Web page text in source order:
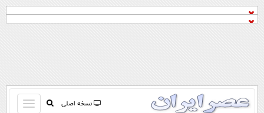
نسخه اصلی
باز